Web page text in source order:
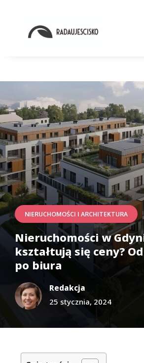
NIERUCHOMOŚCI I ARCHITEKTURA
Nieruchomości w
kształtują się ceny?
po biura
Redakcja
25 stycznia, 2024